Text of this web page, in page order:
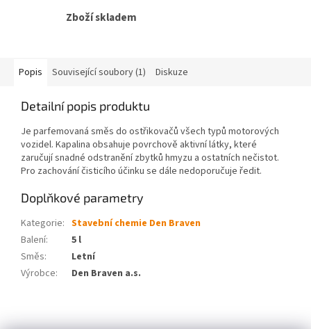
Zboží skladem
Popis Související soubory (1) Diskuze
Detailní popis produktu
Je parfemovaná směs do ostřikovačů všech typů motorových
vozidel. Kapalina obsahuje povrchově aktivní látky, které
zaručují snadné odstranění zbytků hmyzu a ostatních nečistot.
Pro zachování čisticího účinku se dále nedoporučuje ředit.
Doplňkové parametry
Kategorie: Stavební chemie Den Braven
Balení:
5 l
Směs:
Letní
Výrobce: Den Braven a.s.